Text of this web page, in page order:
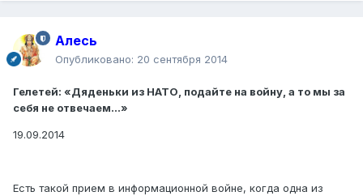
Алесь
Опубликовано: 20 сентября 2014
Гелетей: «Дяденьки из НАТО, подайте на войну, а то мы за
себя не отвечаем…»
19.09.2014
Есть такой прием в информационной войне, когда одна из